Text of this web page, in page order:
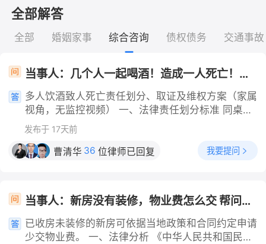
全部解答
全部 婚姻家事 综合咨询 债权债务 交通事故
当事人：几个人一起喝酒！造成一人死亡！责任怎么划分？ 帮问助手：你是死者家属还是一起喝酒的人？ 当事人：死者家属 帮问助手：同桌的人有没有劝酒、灌酒的情况？酒后有没有尽到护送义务？ 当事人：关键就是没有视频 帮问助手：你们目前有没有和同桌的人协商过赔偿？ 当事人：协商了几次！没达成
多人饮酒致人死亡责任划分、取证及维权方案（家属
视角，无监控视频） 一、法律责任划分标准 同桌饮
酒者存在下列过错，需承担民事赔偿责任： 1. 强行
劝酒、灌酒、赌酒，诱导死者大量饮酒； 2. 明知死
者醉酒，未劝阻其独自离开、驾车； 3. 醉酒后未安
有过错人员共同承担次要责任，实务中同桌合计赔偿
比例一般20%-40%。 无过错的同桌人（未劝酒、及
时劝阻、尽到护送救助义务）无需赔偿。 二、无监
控视频，替代取证手段 1. 书面笔录：分别找各饮酒
发布于 17天前
曹清华 36 位律师已回复 我要提问
当事人：新房没有装修，物业费怎么交 帮问助手：目前是收房了还是没收房？ 当事人：已收房 帮问助手：你希望达到什么结果？减免物业费还是少交？ 当事人：少交物业费
已收房未装修的新房可依据当地政策和合同约定申请
少交物业费。 一、法律分析 《中华人民共和国民法